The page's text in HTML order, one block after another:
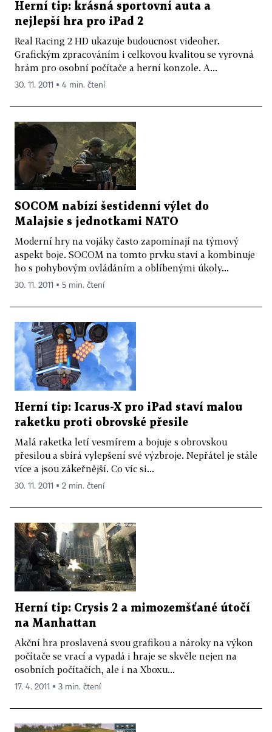
Herní tip: krásná sportovní auta a
nejlepší hra pro iPad 2
Real Racing 2 HD ukazuje budoucnost videoher.
Grafickým zpracováním i celkovou kvalitou se vyrovná
hrám pro osobní počítače a herní konzole. A...
30. 11. 2011 ▪ 4 min. čtení
SOCOM nabízí šestidenní výlet do
Malajsie s jednotkami NATO
Moderní hry na vojáky často zapomínají na týmový
aspekt boje. SOCOM na tomto prvku staví a kombinuje
ho s pohybovým ovládáním a oblíbenými úkoly...
30. 11. 2011 ▪ 5 min. čtení
Herní tip: Icarus-X pro iPad staví malou
raketku proti obrovské přesile
Malá raketka letí vesmírem a bojuje s obrovskou
přesilou a sbírá vylepšení své výzbroje. Nepřátel je stále
více a jsou zákeřnější. Co víc si...
30. 11. 2011 ▪ 2 min. čtení
Herní tip: Crysis 2 a mimozemšťané útočí
na Manhattan
Akční hra proslavená svou grafikou a nároky na výkon
počítače se vrací a vypadá i hraje se skvěle nejen na
osobních počítačích, ale i na Xboxu...
17. 4. 2011 ▪ 3 min. čtení